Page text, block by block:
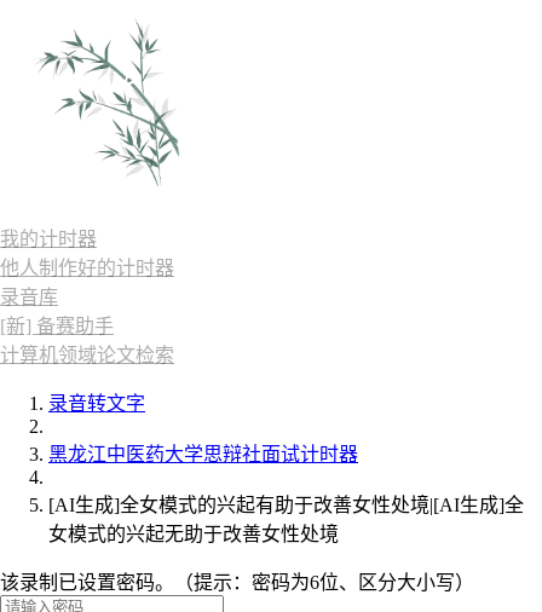
我的计时器
他人制作好的计时器
录音库
[新] 备赛助手
计算机领域论文检索
录音转文字
黑龙江中医药大学思辩社面试计时器
[AI生成]全女模式的兴起有助于改善女性处境|[AI生成]全
女模式的兴起无助于改善女性处境
该录制已设置密码。（提示：密码为6位、区分大小写）